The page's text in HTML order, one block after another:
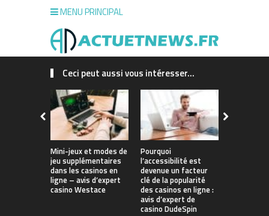
MENU PRINCIPAL
Ceci peut aussi vous intéresser...
Mini-jeux et modes de
jeu supplémentaires
dans les casinos en
ligne – avis d’expert
casino Westace
Pourquoi
l’accessibilité est
devenue un facteur
clé de la popularité
des casinos en ligne :
avis d’expert de
casino DudeSpin